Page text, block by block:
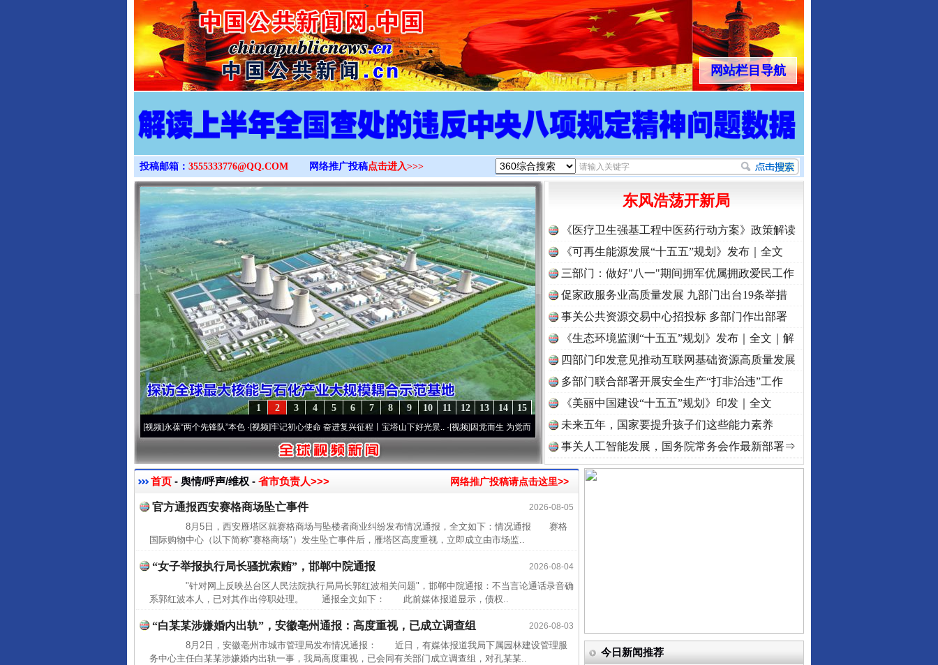
>
网站栏目导航
投稿邮箱： 3555333776@QQ.COM 网络推广投稿点击进入>>>
15
14
13
12
11
10
9
8
7
6
5
4
3
2
1
永葆“两个先锋队”本色·[视频]牢记初心使命 奋进复兴征程丨宝塔山下好光景..·[视频]因党而生 为党而战——百年“纪”事⑧加强纪律.. ·[视频]牢记初心使命 奋进复兴征程丨“转折之城”激荡..
东风浩荡开新局
《医疗卫生强基工程中医药行动方案》政策解读
《可再生能源发展“十五五”规划》发布｜全文
三部门：做好"八一"期间拥军优属拥政爱民工作
促家政服务业高质量发展 九部门出台19条举措
事关公共资源交易中心招投标 多部门作出部署
《生态环境监测“十五五”规划》发布｜全文｜解
读
四部门印发意见推动互联网基础资源高质量发展
多部门联合部署开展安全生产“打非治违”工作
《美丽中国建设“十五五”规划》印发｜全文
未来五年，国家要提升孩子们这些能力素养
事关人工智能发展，国务院常务会作最新部署⇒
首页 - 舆情/呼声/维权 - 省市负责人>>> 网络推广投稿请点击这里>>
2026-08-05
官方通报西安赛格商场坠亡事件
8月5日，西安雁塔区就赛格商场与坠楼者商业纠纷发布情况通报，全文如下：情况通报 赛格
国际购物中心（以下简称"赛格商场"）发生坠亡事件后，雁塔区高度重视，立即成立由市场监..
2026-08-04
“女子举报执行局长骚扰索贿”，邯郸中院通报
"针对网上反映丛台区人民法院执行局局长郭红波相关问题"，邯郸中院通报：不当言论通话录音确
系郭红波本人，已对其作出停职处理。 通报全文如下： 此前媒体报道显示，债权..
2026-08-03
“白某某涉嫌婚内出轨”，安徽亳州通报：高度重视，已成立调查组
8月2日，安徽亳州市城市管理局发布情况通报： 近日，有媒体报道我局下属园林建设管理服
务中心主任白某某涉嫌婚内出轨一事，我局高度重视，已会同有关部门成立调查组，对孔某某..
今日新闻推荐
四川省公安厅征集新型黑恶违法..
中方对6家美国实体采取反制措..